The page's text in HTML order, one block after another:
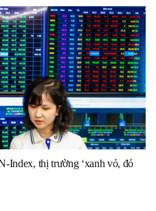
Index, thị trường ‘xanh vỏ, đỏ